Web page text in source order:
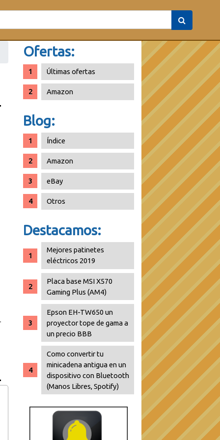
Ofertas:
Últimas ofertas
Amazon
Blog:
Índice
Amazon
eBay
Otros
Destacamos:
Mejores patinetes
eléctricos 2019
Placa base MSI X570
Gaming Plus (AM4)
Epson EH-TW650 un
proyector tope de gama a
un precio BBB
Como convertir tu
minicadena antigua en un
dispositivo con Bluetooth
(Manos Libres, Spotify)